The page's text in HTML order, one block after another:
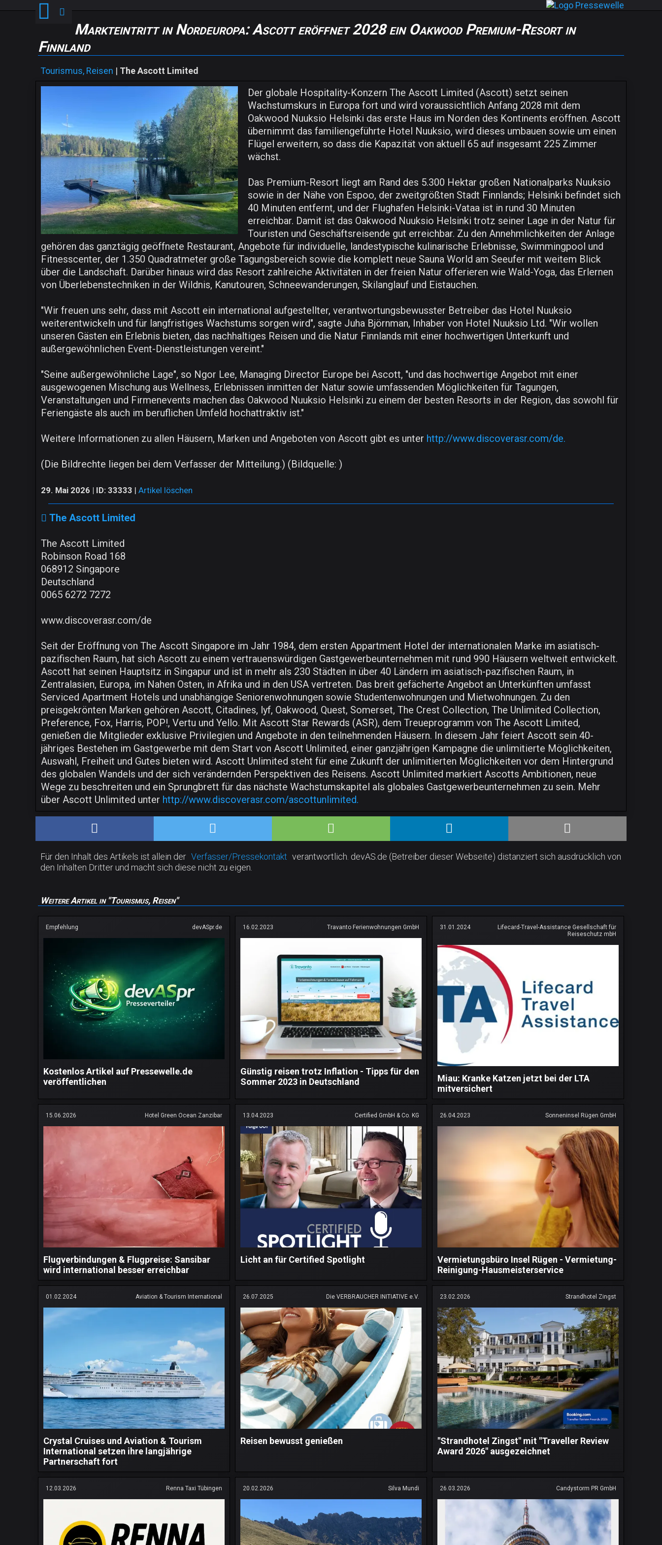
Markteintritt in Nordeuropa: Ascott eröffnet 2028 ein Oakwood Premium-Resort in
Finnland
Tourismus, Reisen | The Ascott Limited
Der globale Hospitality-Konzern The Ascott Limited (Ascott) setzt seinen
Wachstumskurs in Europa fort und wird voraussichtlich Anfang 2028 mit dem
Oakwood Nuuksio Helsinki das erste Haus im Norden des Kontinents eröffnen. Ascott
übernimmt das familiengeführte Hotel Nuuksio, wird dieses umbauen sowie um einen
Flügel erweitern, so dass die Kapazität von aktuell 65 auf insgesamt 225 Zimmer
wächst.
Das Premium-Resort liegt am Rand des 5.300 Hektar großen Nationalparks Nuuksio
sowie in der Nähe von Espoo, der zweitgrößten Stadt Finnlands; Helsinki befindet sich
40 Minuten entfernt, und der Flughafen Helsinki-Vataa ist in rund 30 Minuten
erreichbar. Damit ist das Oakwood Nuuksio Helsinki trotz seiner Lage in der Natur für
Touristen und Geschäftsreisende gut erreichbar. Zu den Annehmlichkeiten der Anlage
gehören das ganztägig geöffnete Restaurant, Angebote für individuelle, landestypische kulinarische Erlebnisse, Swimmingpool und
Fitnesscenter, der 1.350 Quadratmeter große Tagungsbereich sowie die komplett neue Sauna World am Seeufer mit weitem Blick
über die Landschaft. Darüber hinaus wird das Resort zahlreiche Aktivitäten in der freien Natur offerieren wie Wald-Yoga, das Erlernen
von Überlebenstechniken in der Wildnis, Kanutouren, Schneewanderungen, Skilanglauf und Eistauchen.
"Wir freuen uns sehr, dass mit Ascott ein international aufgestellter, verantwortungsbewusster Betreiber das Hotel Nuuksio
weiterentwickeln und für langfristiges Wachstums sorgen wird", sagte Juha Björnman, Inhaber von Hotel Nuuksio Ltd. "Wir wollen
unseren Gästen ein Erlebnis bieten, das nachhaltiges Reisen und die Natur Finnlands mit einer hochwertigen Unterkunft und
außergewöhnlichen Event-Dienstleistungen vereint."
"Seine außergewöhnliche Lage", so Ngor Lee, Managing Director Europe bei Ascott, "und das hochwertige Angebot mit einer
ausgewogenen Mischung aus Wellness, Erlebnissen inmitten der Natur sowie umfassenden Möglichkeiten für Tagungen,
Veranstaltungen und Firmenevents machen das Oakwood Nuuksio Helsinki zu einem der besten Resorts in der Region, das sowohl für
Feriengäste als auch im beruflichen Umfeld hochattraktiv ist."
Weitere Informationen zu allen Häusern, Marken und Angeboten von Ascott gibt es unter http://www.discoverasr.com/de.
(Die Bildrechte liegen bei dem Verfasser der Mitteilung.) (Bildquelle: )
29. Mai 2026 | ID: 33333 Artikel löschen
The Ascott Limited
The Ascott Limited
Robinson Road 168
068912 Singapore
Deutschland
0065 6272 7272
www.discoverasr.com/de
Seit der Eröffnung von The Ascott Singapore im Jahr 1984, dem ersten Appartment Hotel der internationalen Marke im asiatisch-
pazifischen Raum, hat sich Ascott zu einem vertrauenswürdigen Gastgewerbeunternehmen mit rund 990 Häusern weltweit entwickelt.
Ascott hat seinen Hauptsitz in Singapur und ist in mehr als 230 Städten in über 40 Ländern im asiatisch-pazifischen Raum, in
Zentralasien, Europa, im Nahen Osten, in Afrika und in den USA vertreten. Das breit gefächerte Angebot an Unterkünften umfasst
Serviced Apartment Hotels und unabhängige Seniorenwohnungen sowie Studentenwohnungen und Mietwohnungen. Zu den
preisgekrönten Marken gehören Ascott, Citadines, lyf, Oakwood, Quest, Somerset, The Crest Collection, The Unlimited Collection,
Preference, Fox, Harris, POP!, Vertu und Yello. Mit Ascott Star Rewards (ASR), dem Treueprogramm von The Ascott Limited,
genießen die Mitglieder exklusive Privilegien und Angebote in den teilnehmenden Häusern. In diesem Jahr feiert Ascott sein 40-
jähriges Bestehen im Gastgewerbe mit dem Start von Ascott Unlimited, einer ganzjährigen Kampagne die unlimitierte Möglichkeiten,
Auswahl, Freiheit und Gutes bieten wird. Ascott Unlimited steht für eine Zukunft der unlimitierten Möglichkeiten vor dem Hintergrund
des globalen Wandels und der sich verändernden Perspektiven des Reisens. Ascott Unlimited markiert Ascotts Ambitionen, neue
Wege zu beschreiten und ein Sprungbrett für das nächste Wachstumskapitel als globales Gastgewerbeunternehmen zu sein. Mehr
über Ascott Unlimited unter http://www.discoverasr.com/ascottunlimited.
Für den Inhalt des Artikels ist allein der Verfasser/Pressekontakt verantwortlich. devAS.de (Betreiber dieser Webseite) distanziert sich ausdrücklich von
den Inhalten Dritter und macht sich diese nicht zu eigen.
Weitere Artikel in "Tourismus, Reisen"
Empfehlung devASpr.de
Kostenlos Artikel auf Pressewelle.de
veröffentlichen
16.02.2023 Travanto Ferienwohnungen GmbH
Günstig reisen trotz Inflation - Tipps für den
Sommer 2023 in Deutschland
31.01.2024
Lifecard-Travel-Assistance Gesellschaft für
Reiseschutz mbH
Miau: Kranke Katzen jetzt bei der LTA
mitversichert
15.06.2026 Hotel Green Ocean Zanzibar
Flugverbindungen & Flugpreise: Sansibar
wird international besser erreichbar
13.04.2023 Certified GmbH & Co. KG
Licht an für Certified Spotlight
26.04.2023 Sonneninsel Rügen GmbH
Vermietungsbüro Insel Rügen - Vermietung-
Reinigung-Hausmeisterservice
01.02.2024 Aviation & Tourism International
Crystal Cruises und Aviation & Tourism
International setzen ihre langjährige
Partnerschaft fort
26.07.2025 Die VERBRAUCHER INITIATIVE e.V.
Reisen bewusst genießen
23.02.2026 Strandhotel Zingst
"Strandhotel Zingst" mit "Traveller Review
Award 2026" ausgezeichnet
12.03.2026 Renna Taxi Tübingen 20.02.2026 Silva Mundi 26.03.2026 Candystorm PR GmbH